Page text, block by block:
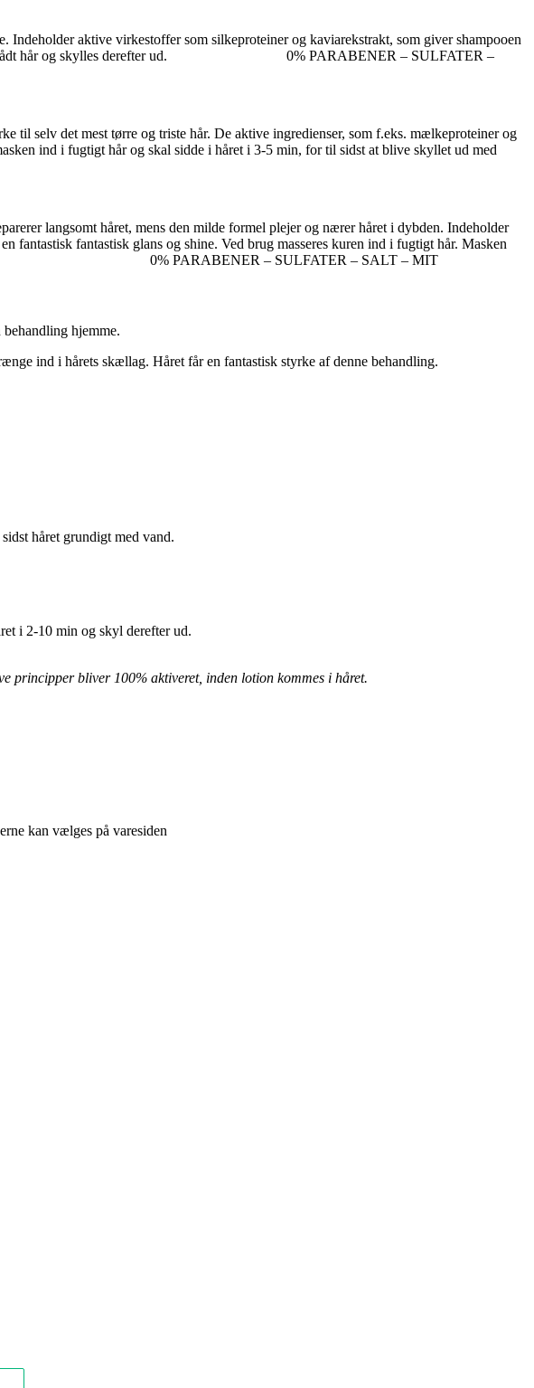
Indeholder aktive virkestoffer som silkeproteiner og kaviarekstrakt, som giver shampooen
ind i vådt hår og skylles derefter ud. 0% PARABENER – SULFATER –
til selv det mest tørre og triste hår. De aktive ingredienser, som f.eks. mælkeproteiner og
ind i fugtigt hår og skal sidde i håret i 3-5 min, for til sidst at blive skyllet ud med
langsomt håret, mens den milde formel plejer og nærer håret i dybden. Indeholder
fantastisk glans og shine. Ved brug masseres kuren ind i fugtigt hår. Masken
ud med vand. 0% PARABENER – SULFATER – SALT – MIT
hjemme.
ind i hårets skællag. Håret får en fantastisk styrke af denne behandling.
håret grundigt med vand.
i 2-10 min og skyl derefter ud.
principper bliver 100% aktiveret, inden lotion kommes i håret.
kan vælges på varesiden